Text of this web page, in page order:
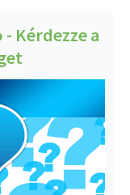
Kérdezze a